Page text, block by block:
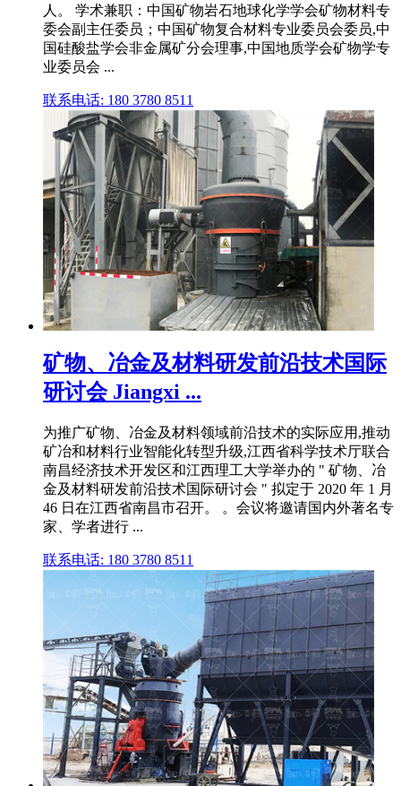
人。 学术兼职：中国矿物岩石地球化学学会矿物材料专
委会副主任委员；中国矿物复合材料专业委员会委员,中
国硅酸盐学会非金属矿分会理事,中国地质学会矿物学专
业委员会 ...
联系电话: 180 3780 8511
矿物、冶金及材料研发前沿技术国际
研讨会 Jiangxi ...
为推广矿物、冶金及材料领域前沿技术的实际应用,推动
矿冶和材料行业智能化转型升级,江西省科学技术厅联合
南昌经济技术开发区和江西理工大学举办的 " 矿物、冶
金及材料研发前沿技术国际研讨会 " 拟定于 2020 年 1 月
46 日在江西省南昌市召开。 。会议将邀请国内外著名专
家、学者进行 ...
联系电话: 180 3780 8511